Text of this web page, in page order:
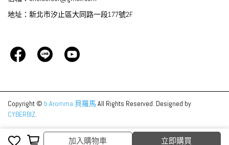
加入購物車 立即購買
地址：新北市汐止區大同路一段177號2F
Copyright © b.Aromma 貝羅馬 All Rights Reserved. Designed by
CYBERBIZ.